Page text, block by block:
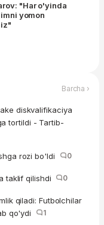
"Har o'yinda
yomon
Barcha ›
diskvalifikaciya
tortildi - Tartib-
rozi bo'ldi 0
taklif qilishdi 0
qiladi: Futbolchilar
qo'ydi
1